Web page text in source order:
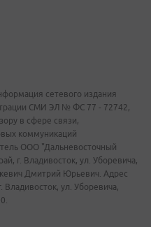
сетевого издания
СМИ ЭЛ № ФС 77 - 72742,
в сфере связи,
коммуникаций
ООО "Дальневосточный
г. Владивосток, ул. Уборевича,
Дмитрий Юрьевич. Адрес
Владивосток, ул. Уборевича,